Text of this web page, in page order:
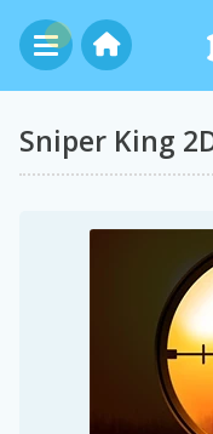
Sniper King